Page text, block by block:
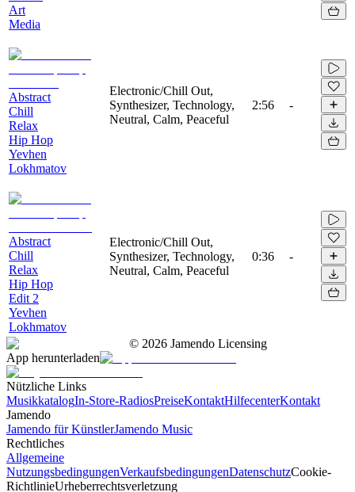
Art
Media
Abstract
Chill
Relax
Hip Hop
Yevhen
Lokhmatov
Electronic/Chill Out,
Synthesizer, Technology,
Neutral, Calm, Peaceful
2:56 -
Abstract
Chill
Relax
Hip Hop
Edit 2
Yevhen
Lokhmatov
Electronic/Chill Out,
Synthesizer, Technology,
Neutral, Calm, Peaceful
0:36 -
© 2026 Jamendo Licensing
App herunterladen
Nützliche Links
MusikkatalogIn-Store-RadiosPreiseKontaktHilfecenterKontakt
Jamendo
Jamendo für KünstlerJamendo Music
Rechtliches
Allgemeine
NutzungsbedingungenVerkaufsbedingungenDatenschutzCookie-
RichtlinieUrheberrechtsverletzung